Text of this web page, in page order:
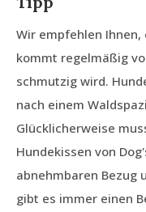
Wir empfehlen Ihnen,
kommt regelmäßig
schmutzig wird.
nach einem
Glücklicherweise
Hundekissen von
abnehmbaren Bezug
gibt es immer einen